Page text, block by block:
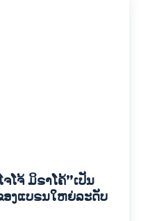
ໂຈ້ ມິຣາໂຄ້”ເປັນ
ງແບຣນໃຫຍ່ລະດັບ